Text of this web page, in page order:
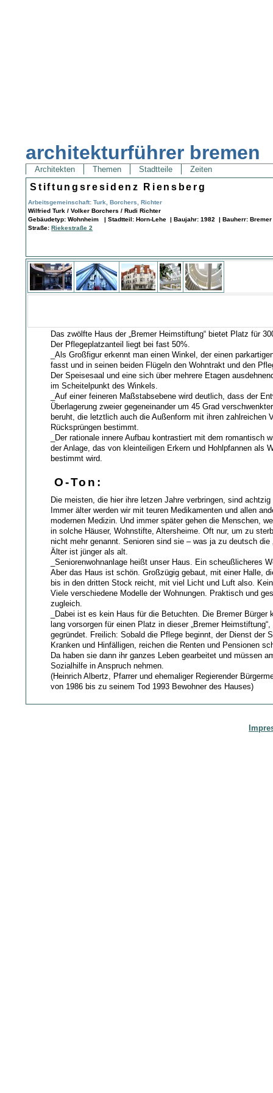
architekturführer bremen
Architekten Themen Stadtteile Zeiten
Stiftungsresidenz Riensberg
Arbeitsgemeinschaft: Turk, Borchers, Richter
Wilfried Turk / Volker Borchers / Rudi Richter
Gebäudetyp: Wohnheim | Stadtteil: Horn-Lehe | Baujahr: 1982 | Bauherr:
Straße:Riekestraße 2
Das zwölfte Haus der „Bremer Heimstiftung“ bietet Platz für
Der Pflegeplatzanteil liegt bei fast 50%.
_Als Großfigur erkennt man einen Winkel, der einen
fasst und in seinen beiden Flügeln den Wohntrakt und den
Der Speisesaal und eine sich über mehrere Etagen
im Scheitelpunkt des Winkels.
_Auf einer feineren Maßstabsebene wird deutlich, dass der
Überlagerung zweier gegeneinander um 45 Grad
beruht, die letztlich auch die Außenform mit ihren zahlreichen
Rücksprüngen bestimmt.
_Der rationale innere Aufbau kontrastiert mit dem romantisch
der Anlage, das von kleinteiligen Erkern und Hohlpfannen als
bestimmt wird.
O-Ton:
Die meisten, die hier ihre letzen Jahre verbringen, sind achtzig
Immer älter werden wir mit teuren Medikamenten und allen
modernen Medizin. Und immer später gehen die Menschen,
in solche Häuser, Wohnstifte, Altersheime. Oft nur, um zu
nicht mehr genannt. Senioren sind sie – was ja zu deutsch die
Älter ist jünger als alt.
_Seniorenwohnanlage heißt unser Haus. Ein scheußlicheres
Aber das Haus ist schön. Großzügig gebaut, mit einer Halle,
bis in den dritten Stock reicht, mit viel Licht und Luft also.
Viele verschiedene Modelle der Wohnungen. Praktisch und
zugleich.
_Dabei ist es kein Haus für die Betuchten. Die Bremer Bürger
lang vorsorgen für einen Platz in dieser „Bremer
gegründet. Freilich: Sobald die Pflege beginnt, der Dienst der
Kranken und Hinfälligen, reichen die Renten und Pensionen
Da haben sie dann ihr ganzes Leben gearbeitet und müssen
Sozialhilfe in Anspruch nehmen.
(Heinrich Albertz, Pfarrer und ehemaliger Regierender
von 1986 bis zu seinem Tod 1993 Bewohner des Hauses)